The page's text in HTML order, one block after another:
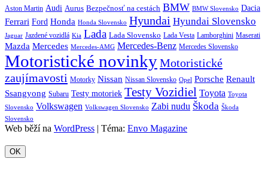
Aston Martin Audi Aurus Bezpečnosť na cestách BMW BMW Slovensko Dacia
Ferrari Ford Honda Honda Slovensko Hyundai Hyundai Slovensko
Jaguar Jazdené vozidlá Kia Lada Lada Slovensko Lada Vesta Lamborghini Maserati
Mazda Mercedes Mercedes-AMG Mercedes-Benz Mercedes Slovensko
Motoristické novinkyMotoristické
zaujímavosti Motorky Nissan Nissan Slovensko Opel Porsche Renault
Ssangyong Subaru Testy motoriek Testy Vozidiel Toyota Toyota
Slovensko Volkswagen Volkswagen Slovensko Zabi nudu Škoda Škoda
Slovensko
Web běží na WordPress | Téma: Envo Magazine
OK